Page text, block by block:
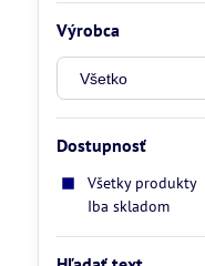
Výrobca
Dostupnosť
Všetky produkty
Iba skladom